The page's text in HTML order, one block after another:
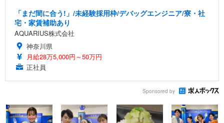
「まだ間に合う!」/未経験採用枠/デバッグエンジニア/寮・社
宅・家賃補助あり
AQUARIUS株式会社
神奈川県
月給28万5,000円～50万円
正社員
Sponsored by